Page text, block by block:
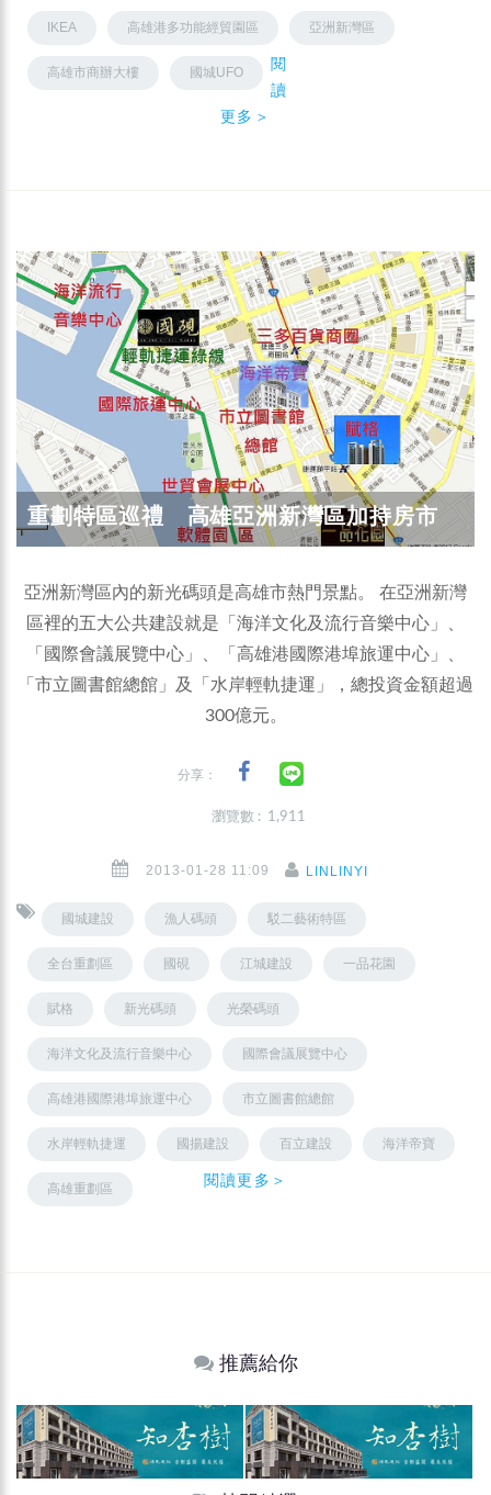
IKEA 高雄港多功能經貿園區 亞洲新灣區
高雄市商辦大樓 國城UFO
閱
讀
更多＞
重劃特區巡禮 高雄亞洲新灣區加持房市
亞洲新灣區內的新光碼頭是高雄市熱門景點。 在亞洲新灣
區裡的五大公共建設就是「海洋文化及流行音樂中心」、
「國際會議展覽中心」、「高雄港國際港埠旅運中心」、
「市立圖書館總館」及「水岸輕軌捷運」，總投資金額超過
300億元。
分享：
瀏覽數 : 1,911
2013-01-28 11:09 LINLINYI
國城建設 漁人碼頭 駁二藝術特區
全台重劃區 國硯 江城建設 一品花園
賦格 新光碼頭 光榮碼頭
海洋文化及流行音樂中心 國際會議展覽中心
高雄港國際港埠旅運中心 市立圖書館總館
水岸輕軌捷運 國揚建設 百立建設 海洋帝寶
高雄重劃區 閱讀更多＞
推薦給你